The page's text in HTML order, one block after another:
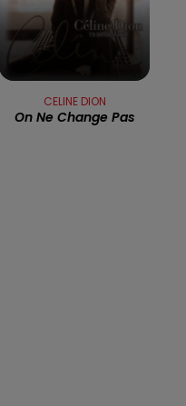
CELINE DION
On Ne Change Pas